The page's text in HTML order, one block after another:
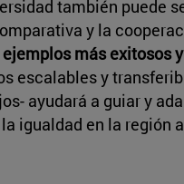
también puede
y la
más exitosos y
escalables y
ayudará a guiar y
igualdad en la región